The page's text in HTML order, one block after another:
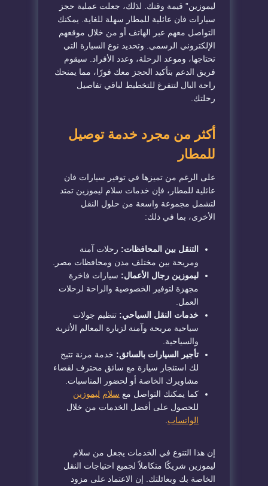
ليموزين” قيمة وقتك. لذلك، جعلت عملية حجز
سيارات فان عائلية للمطار سهلة للغاية. يمكنك
التواصل معهم عبر الهاتف أو من خلال موقعهم
الإلكتروني الرسمي. وتحديد نوع السيارة التي
تحتاجها، وموعد الرحلة، وعدد الأفراد. سيقوم
فريق الدعم بتأكيد الحجز معك فورًا، مما يمنحك
راحة البال لتتفرغ للتخطيط لباقي تفاصيل
رحلتك.
أكثر من مجرد خدمة توصيل
للمطار
على الرغم من تميزها في توفير سيارات فان
عائلية للمطار، فإن خدمات سلام ليموزين تمتد
لتشمل مجموعة واسعة من حلول النقل
الأخرى، بما في ذلك:
التنقل بين المحافظات: رحلات آمنة
ومريحة بين مختلف مدن ومحافظات مصر.
ليموزين رجال الأعمال: سيارات فاخرة
مجهزة لتوفير الخصوصية والراحة لرحلات
العمل.
خدمات النقل السياحي: تنظيم جولات
سياحية مريحة وآمنة لزيارة المعالم الأثرية
والسياحية.
تأجير السيارات بالسائق: خدمة مرنة تتيح
لك استئجار سيارة مع سائق محترف لقضاء
مشاويرك الخاصة أو لحضور المناسبات.
كما يمكنك التواصل مع سلام ليموزين
للحصول على أفضل الخدمات من خلال
الواتساب
إن هذا التنوع في الخدمات يجعل من سلام
ليموزين شريكًا متكاملاً لجميع احتياجات النقل
الخاصة بك وبعائلتك. إن الاعتماد على مزود